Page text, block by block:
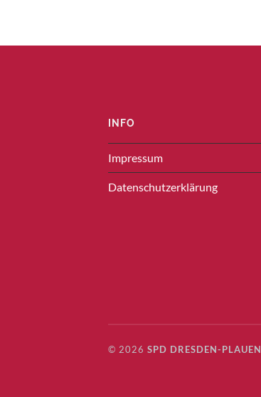
INFO
Impressum
Datenschutzerklärung
© 2026 SPD DRESDEN-PLAUEN